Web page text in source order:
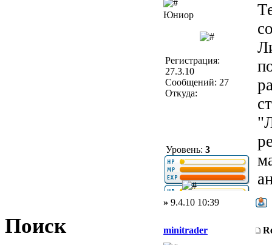
Поиск
Юниор
Регистрация:
27.3.10
Сообщений: 27
Откуда:
Уровень: 3
» 9.4.10 10:39
minitrader